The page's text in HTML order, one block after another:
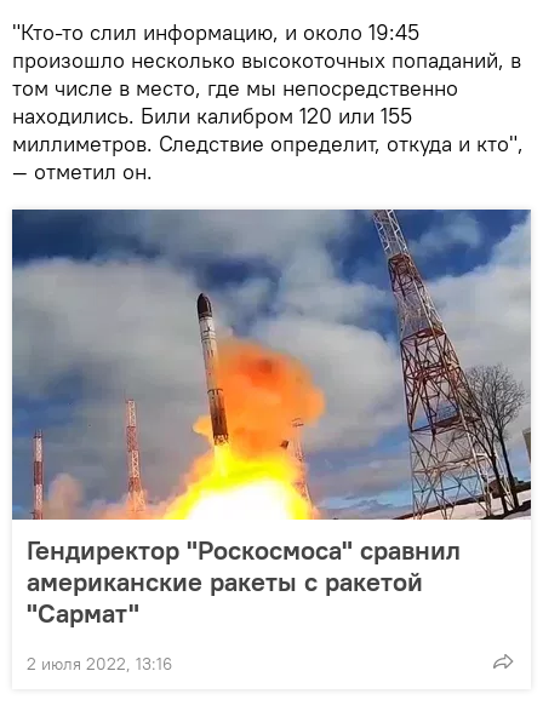
"Кто-то слил информацию, и около 19:45
произошло несколько высокоточных попаданий, в
том числе в место, где мы непосредственно
находились. Били калибром 120 или 155
миллиметров. Следствие определит, откуда и кто",
— отметил он.
Гендиректор "Роскосмоса" сравнил
американские ракеты с ракетой
"Сармат"
2 июля 2022, 13:16